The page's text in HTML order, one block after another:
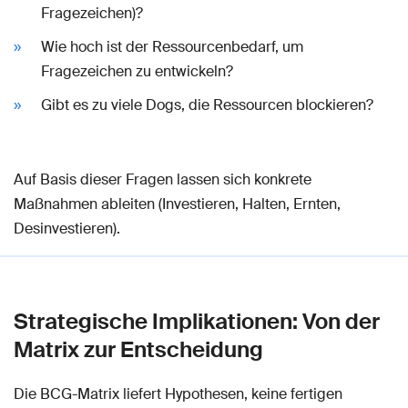
Fragezeichen)?
Wie hoch ist der Ressourcenbedarf, um
Fragezeichen zu entwickeln?
Gibt es zu viele Dogs, die Ressourcen blockieren?
Auf Basis dieser Fragen lassen sich konkrete
Maßnahmen ableiten (Investieren, Halten, Ernten,
Desinvestieren).
Strategische Implikationen: Von der
Matrix zur Entscheidung
Die BCG-Matrix liefert Hypothesen, keine fertigen